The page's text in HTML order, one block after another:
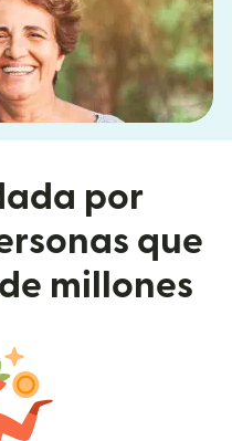
por
que
millones